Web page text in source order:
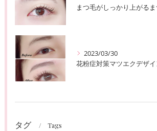
まつ毛がしっかり上がる
2023/03/30
花粉症対策マツエクデザイ
タグ Tags